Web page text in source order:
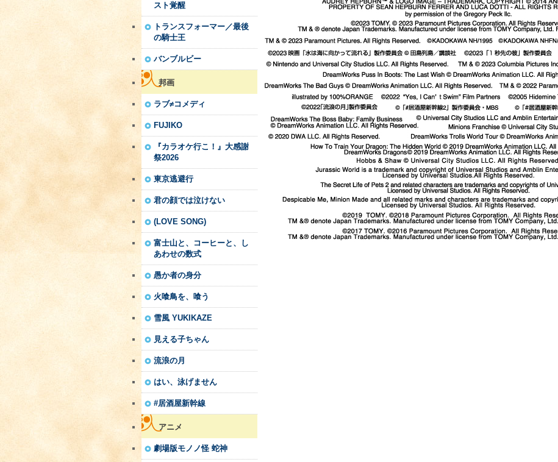
スト覚醒
トランスフォーマー／最後
の騎士王
バンブルビー
邦画
ラブ≠コメディ
FUJIKO
『カラオケ行こ！』大感謝
祭2026
東京逃避行
君の顔では泣けない
(LOVE SONG)
富士山と、コーヒーと、し
あわせの数式
愚か者の身分
火喰鳥を、喰う
雪風 YUKIKAZE
見える子ちゃん
流浪の月
はい、泳げません
#居酒屋新幹線
アニメ
劇場版モノノ怪 蛇神